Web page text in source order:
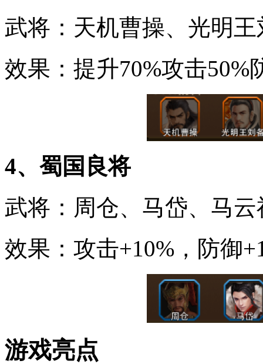
武将：天机曹操、光明
效果：提升70%攻击50%
4、蜀国良将
武将：周仓、马岱、马云
效果：攻击+10%，防御
游戏亮点